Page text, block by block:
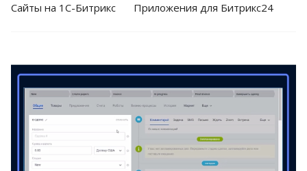
Cайты на 1С-Битрикс Приложения для Битрикс24
Смотреть проект